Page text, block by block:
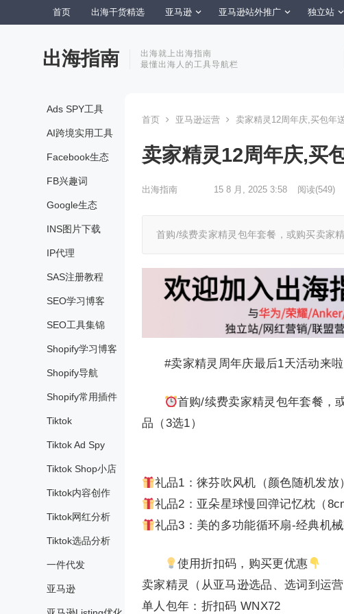
首页 出海干货精选 亚马逊 亚马逊站外推广 独立站
出海指南
出海就上出海指南
最懂出海人的工具导航栏
Ads SPY工具
AI跨境实用工具
Facebook生态
FB兴趣词
Google生态
INS图片下载
IP代理
SAS注册教程
SEO学习博客
SEO工具集锦
Shopify学习博客
Shopify导航
Shopify常用插件
Tiktok
Tiktok Ad Spy
Tiktok Shop小店
Tiktok内容创作
Tiktok网红分析
Tiktok选品分析
一件代发
亚马逊
首页 亚马逊运营 卖家精灵12周年庆,买包年
卖家精灵12周年庆,买
出海指南 15 8 月, 2025 3:58 阅读(549)
首购/续费卖家精灵包年套餐，或购买卖家
#卖家精灵周年庆最后1天活动来
首购/续费卖家精灵包年套餐，
品（3选1）
礼品1：徕芬吹风机（颜色随机发放
礼品2：亚朵星球慢回弹记忆枕（
礼品3：美的多功能循环扇-经典机
使用折扣码，购买更优惠
卖家精灵（从亚马逊选品、选词到运营
单人包年：折扣码 WNX72